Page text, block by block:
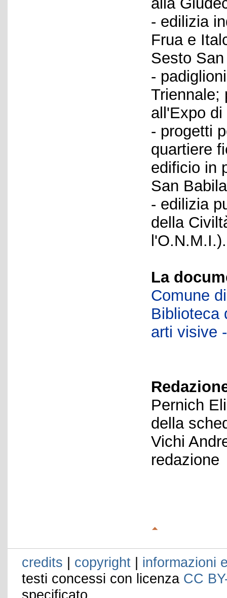
- edilizia
Frua e
Sesto
-
Triennale;
all'Expo
- progetti
quartiere
edificio in
San
- edilizia
della
l'O.N.M.I.).
La
Comune
Biblioteca
arti visive
Pernich
della
Vichi
redazione
credits | copyright | informazioni
testi concessi con licenza CC
specificato